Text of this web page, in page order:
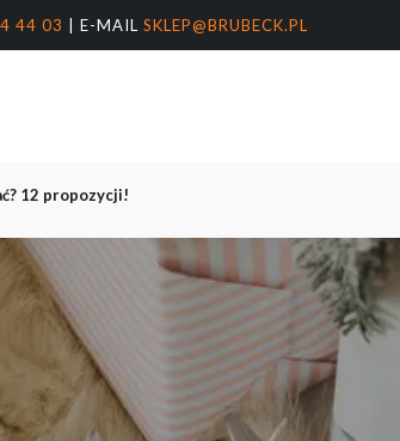
44 03 | E-MAIL SKLEP@BRUBECK.PL
12 propozycji!